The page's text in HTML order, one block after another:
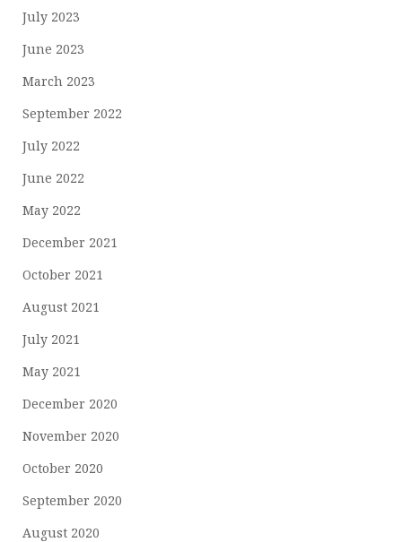
July 2023
June 2023
March 2023
September 2022
July 2022
June 2022
May 2022
December 2021
October 2021
August 2021
July 2021
May 2021
December 2020
November 2020
October 2020
September 2020
August 2020